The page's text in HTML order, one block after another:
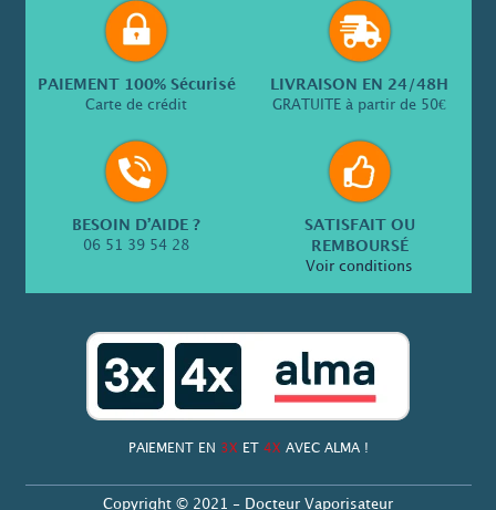
PAIEMENT 100% Sécurisé
Carte de crédit
LIVRAISON EN 24/48H
GRATUITE à partir de 50€
BESOIN D’AIDE ?
06 51 39 54 28
SATISFAIT OU
REMBOURSÉ
Voir conditions
PAIEMENT EN 3X ET 4X AVEC ALMA !
Copyright © 2021 - Docteur Vaporisateur